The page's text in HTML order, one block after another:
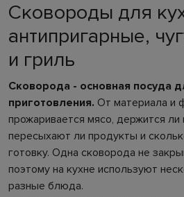
Сковороды для
антипригарные,
и гриль
Сковорода - основная посуда
приготовления. От материала и
прожаривается мясо, держится ли
пересыхают ли продукты и
готовку. Одна сковорода не
поэтому на кухне используют
разные блюда.